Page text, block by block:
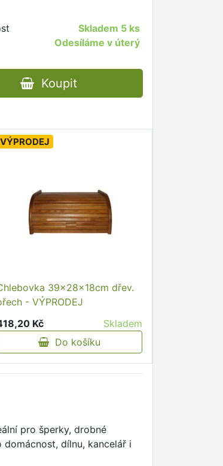
Skladem 5 ks
Odesíláme v úterý
Koupit
VÝPRODEJ
39x28x18cm dřev.
- VÝPRODEJ
Kč
Skladem
Do košíku
pro šperky, drobné
dílnu, kancelář i